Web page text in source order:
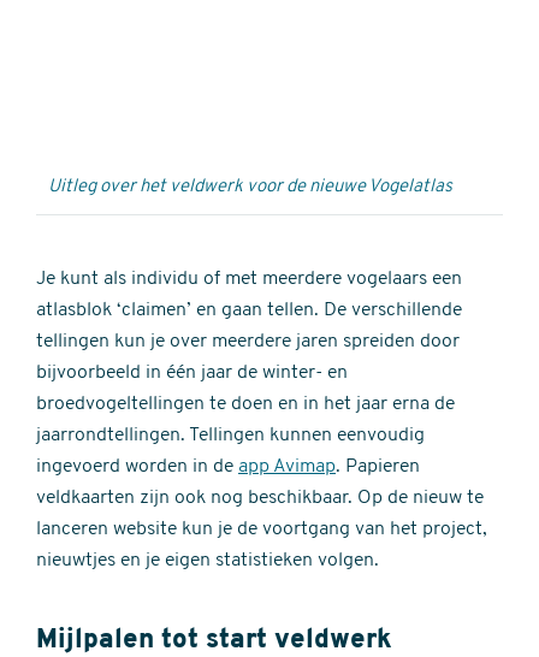
Uitleg over het veldwerk voor de nieuwe Vogelatlas
Je kunt als individu of met meerdere vogelaars een
atlasblok ‘claimen’ en gaan tellen. De verschillende
tellingen kun je over meerdere jaren spreiden door
bijvoorbeeld in één jaar de winter- en
broedvogeltellingen te doen en in het jaar erna de
jaarrondtellingen. Tellingen kunnen eenvoudig
ingevoerd worden in de app Avimap. Papieren
veldkaarten zijn ook nog beschikbaar. Op de nieuw te
lanceren website kun je de voortgang van het project,
nieuwtjes en je eigen statistieken volgen.
Mijlpalen tot start veldwerk